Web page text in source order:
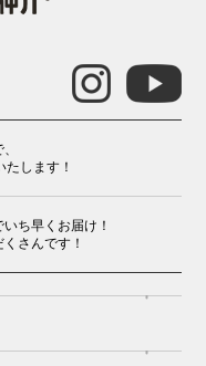
します！
ち早くお届け！
さんです！